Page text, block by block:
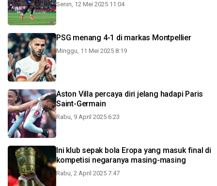
Senin, 12 Mei 2025 11:04
PSG menang 4-1 di markas Montpellier
Minggu, 11 Mei 2025 8:19
Aston Villa percaya diri jelang hadapi Paris
Saint-Germain
Rabu, 9 April 2025 6:23
Ini klub sepak bola Eropa yang masuk final di
kompetisi negaranya masing-masing
Rabu, 2 April 2025 7:47